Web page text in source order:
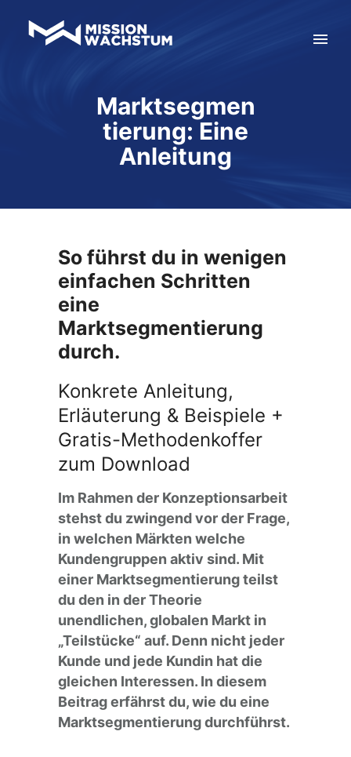
Marktsegmen
tierung: Eine
Anleitung
So führst du in wenigen
einfachen Schritten
eine
Marktsegmentierung
durch.
Konkrete Anleitung,
Erläuterung & Beispiele +
Gratis-Methodenkoffer
zum Download
Im Rahmen der Konzeptionsarbeit
stehst du zwingend vor der Frage,
in welchen Märkten welche
Kundengruppen aktiv sind. Mit
einer Marktsegmentierung teilst
du den in der Theorie
unendlichen, globalen Markt in
„Teilstücke“ auf. Denn nicht jeder
Kunde und jede Kundin hat die
gleichen Interessen. In diesem
Beitrag erfährst du, wie du eine
Marktsegmentierung durchführst.